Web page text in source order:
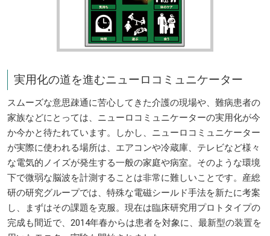
実用化の道を進むニューロコミュニケーター
スムーズな意思疎通に苦心してきた介護の現場や、難病患者の
家族などにとっては、ニューロコミュニケーターの実用化が今
か今かと待たれています。しかし、ニューロコミュニケーター
が実際に使われる場所は、エアコンや冷蔵庫、テレビなど様々
な電気的ノイズが発生する一般の家庭や病室。そのような環境
下で微弱な脳波を計測することは非常に難しいことです。産総
研の研究グループでは、特殊な電磁シールド手法を新たに考案
し、まずはその課題を克服。現在は臨床研究用プロトタイプの
完成も間近で、2014年春からは患者を対象に、最新型の装置を